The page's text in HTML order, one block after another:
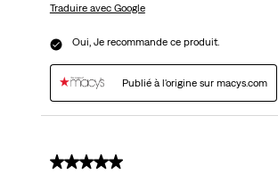
Traduire avec Google
Oui, Je recommande ce produit.
Publié à l'origine sur macys.com
5 sur 5 étoiles.